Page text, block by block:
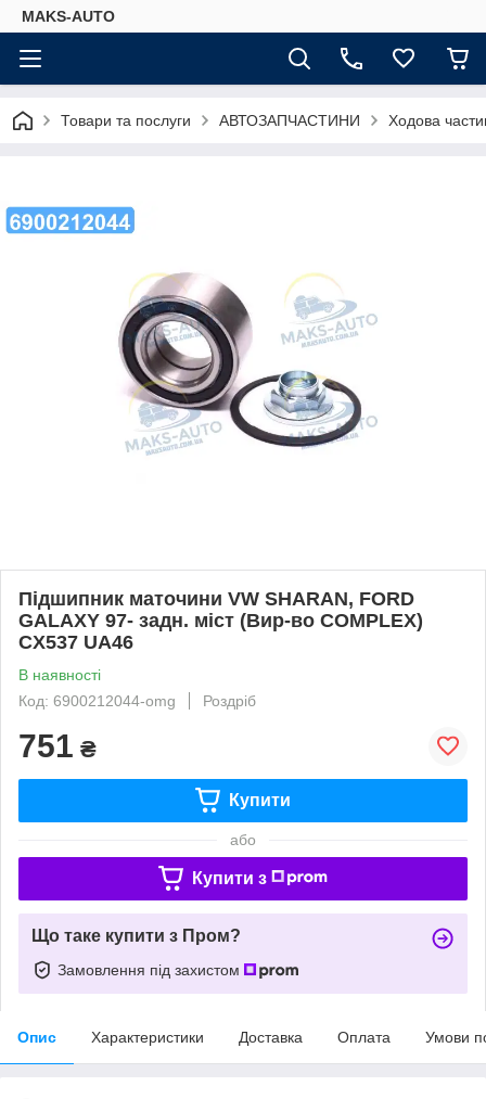
MAKS-AUTO
Товари та послуги АВТОЗАПЧАСТИНИ Ходова
Підшипник маточини VW SHARAN, FORD
GALAXY 97- задн. міст (Вир-во COMPLEX)
CX537 UA46
В наявності
Код: 6900212044-omg
Роздріб
751 ₴
Купити
або
Купити з
Що таке купити з Пром?
Замовлення під захистом
Опис Характеристики Доставка Оплата Умови